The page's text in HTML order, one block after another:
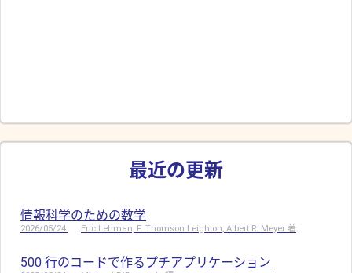
最近の更新
情報科学のための数学
2026/05/24 Eric Lehman, F. Thomson Leighton, Albert R. Meyer 著
500 行のコードで作るプチアプリケーション